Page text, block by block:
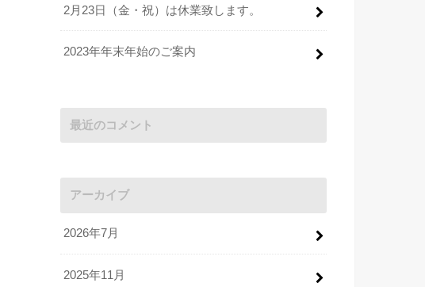
2月23日（金・祝）は休業致します。
2023年年末年始のご案内
最近のコメント
アーカイブ
2026年7月
2025年11月